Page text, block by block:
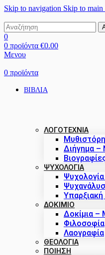
Skip to navigation Skip to main
0
0 προϊόντα €0.00
Μενου
0 προϊόντα
ΒΙΒΛΙΑ
ΛΟΓΟΤΕΧΝΙΑ
Διήγημα –
ΨΥΧΟΛΟΓΙΑ
ΔΟΚΊΜΙΟ
Δοκίμια –
Φιλοσοφία
Λαογραφία
ΘΕΟΛΟΓΙΑ
ΠΟΙΗΣΗ